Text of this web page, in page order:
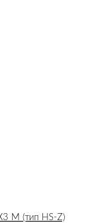
М (тип HS-Z)